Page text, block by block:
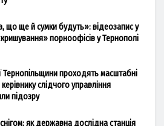
що ще й сумки будуть»: відеозапис у
порноофісів у Тернополі
Тернопільщини проходять масштабні
слідчого управління
підозру
як державна дослідна станція